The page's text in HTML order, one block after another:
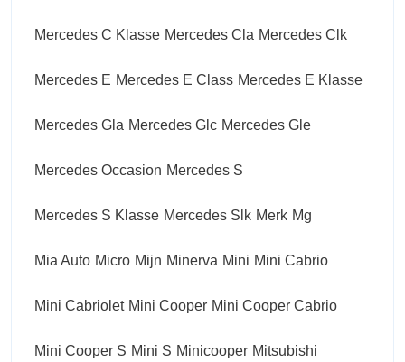
Mercedes C Klasse Mercedes Cla Mercedes Clk
Mercedes E Mercedes E Class Mercedes E Klasse
Mercedes Gla Mercedes Glc Mercedes Gle
Mercedes Occasion Mercedes S
Mercedes S Klasse Mercedes Slk Merk Mg
Mia Auto Micro Mijn Minerva Mini Mini Cabrio
Mini Cabriolet Mini Cooper Mini Cooper Cabrio
Mini Cooper S Mini S Minicooper Mitsubishi